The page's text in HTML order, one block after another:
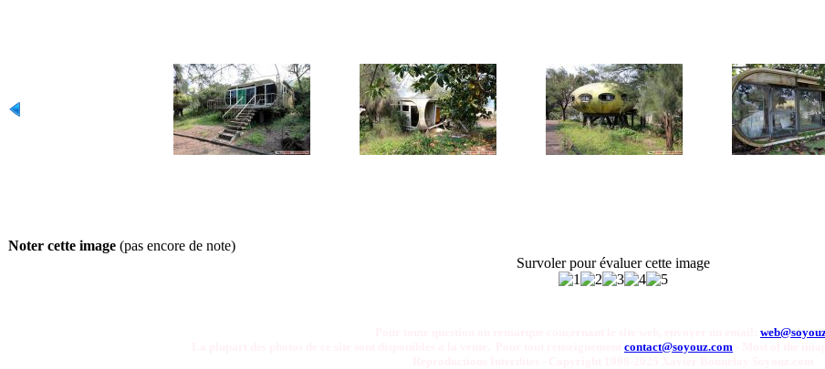
Noter cette image (pas encore de note)
Survoler pour évaluer cette image
contact@soyouz.com